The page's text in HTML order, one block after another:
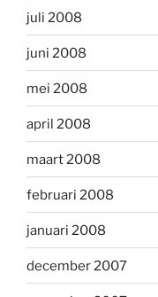
juli 2008
juni 2008
mei 2008
april 2008
maart 2008
februari 2008
januari 2008
december 2007